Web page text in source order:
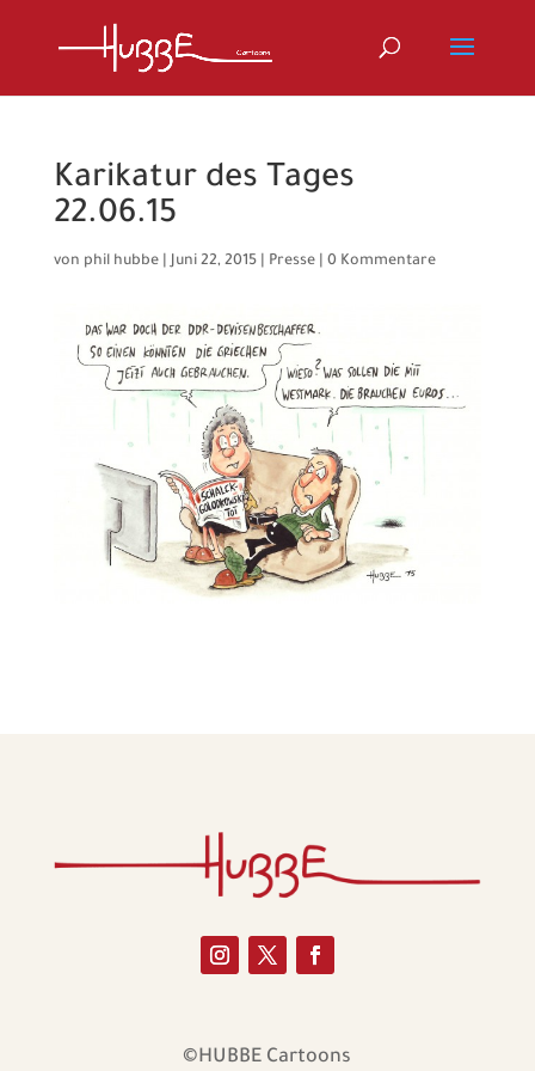
Karikatur des Tages
22.06.15
von phil hubbe|Juni 22, 2015| Presse| 0 Kommentare
©HUBBE Cartoons